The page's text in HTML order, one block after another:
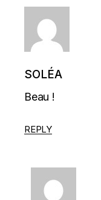
SOLÉA
Beau !
REPLY